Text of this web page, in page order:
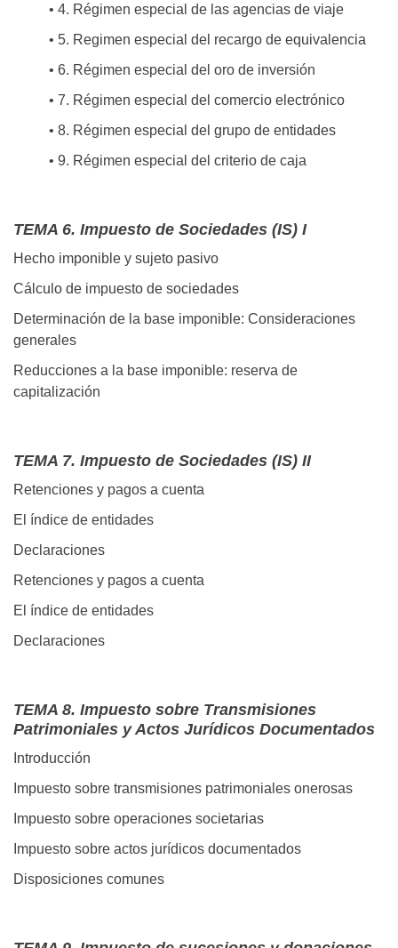
• 4. Régimen especial de las agencias de viaje
• 5. Regimen especial del recargo de equivalencia
• 6. Régimen especial del oro de inversión
• 7. Régimen especial del comercio electrónico
• 8. Régimen especial del grupo de entidades
• 9. Régimen especial del criterio de caja
TEMA 6. Impuesto de Sociedades (IS) I
Hecho imponible y sujeto pasivo
Cálculo de impuesto de sociedades
Determinación de la base imponible: Consideraciones
generales
Reducciones a la base imponible: reserva de
capitalización
TEMA 7. Impuesto de Sociedades (IS) II
Retenciones y pagos a cuenta
El índice de entidades
Declaraciones
Retenciones y pagos a cuenta
El índice de entidades
Declaraciones
TEMA 8. Impuesto sobre Transmisiones
Patrimoniales y Actos Jurídicos Documentados
Introducción
Impuesto sobre transmisiones patrimoniales onerosas
Impuesto sobre operaciones societarias
Impuesto sobre actos jurídicos documentados
Disposiciones comunes